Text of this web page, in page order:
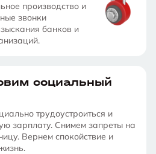
производство и
звонки
банков и
социальный
трудоустроиться и
зарплату. Снимем запреты на
Вернем спокойствие и